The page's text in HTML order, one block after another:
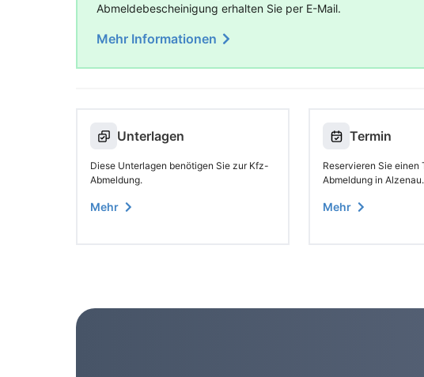
Abmeldebescheinigung erhalten Sie per E-Mail.
Mehr Informationen
Unterlagen
Diese Unterlagen benötigen Sie zur Kfz-
Abmeldung.
Mehr
Termin
Reservieren Sie einen
Abmeldung in Alzenau.
Mehr